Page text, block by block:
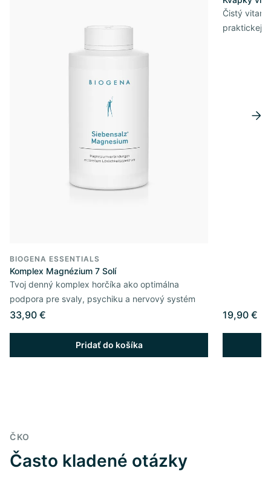
BIOGENA ESSENTIALS
Komplex Magnézium 7 Solí
Tvoj denný komplex horčíka ako optimálna
podpora pre svaly, psychiku a nervový systém
33,90 €
Pridať do košíka
Čistý
praktickej
19,90 €
ČKO
Často kladené otázky